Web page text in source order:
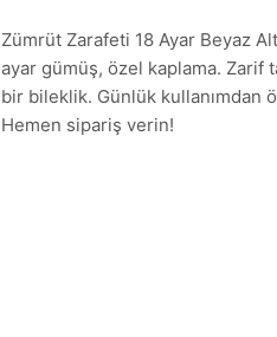
Zümrüt Zarafeti 18 Ayar Beyaz
ayar gümüş, özel kaplama. Zarif
bir bileklik. Günlük kullanımdan
Hemen sipariş verin!